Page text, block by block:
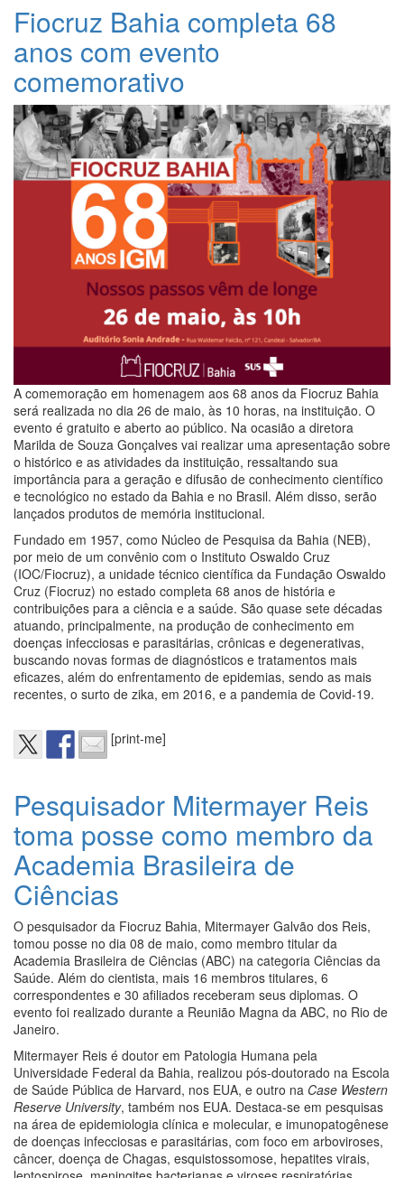
Fiocruz Bahia completa 68
anos com evento
comemorativo
A comemoração em homenagem aos 68 anos da Fiocruz Bahia
será realizada no dia 26 de maio, às 10 horas, na instituição. O
evento é gratuito e aberto ao público. Na ocasião a diretora
Marilda de Souza Gonçalves vai realizar uma apresentação sobre
o histórico e as atividades da instituição, ressaltando sua
importância para a geração e difusão de conhecimento científico
e tecnológico no estado da Bahia e no Brasil. Além disso, serão
lançados produtos de memória institucional.
Fundado em 1957, como Núcleo de Pesquisa da Bahia (NEB),
por meio de um convênio com o Instituto Oswaldo Cruz
(IOC/Fiocruz), a unidade técnico científica da Fundação Oswaldo
Cruz (Fiocruz) no estado completa 68 anos de história e
contribuições para a ciência e a saúde. São quase sete décadas
atuando, principalmente, na produção de conhecimento em
doenças infecciosas e parasitárias, crônicas e degenerativas,
buscando novas formas de diagnósticos e tratamentos mais
eficazes, além do enfrentamento de epidemias, sendo as mais
recentes, o surto de zika, em 2016, e a pandemia de Covid-19.
[print-me]
Pesquisador Mitermayer Reis
toma posse como membro da
Academia Brasileira de
Ciências
O pesquisador da Fiocruz Bahia, Mitermayer Galvão dos Reis,
tomou posse no dia 08 de maio, como membro titular da
Academia Brasileira de Ciências (ABC) na categoria Ciências da
Saúde. Além do cientista, mais 16 membros titulares, 6
correspondentes e 30 afiliados receberam seus diplomas. O
evento foi realizado durante a Reunião Magna da ABC, no Rio de
Janeiro.
Mitermayer Reis é doutor em Patologia Humana pela
Universidade Federal da Bahia, realizou pós-doutorado na Escola
de Saúde Pública de Harvard, nos EUA, e outro na Case Western
Reserve University, também nos EUA. Destaca-se em pesquisas
na área de epidemiologia clínica e molecular, e imunopatogênese
de doenças infecciosas e parasitárias, com foco em arboviroses,
câncer, doença de Chagas, esquistossomose, hepatites virais,